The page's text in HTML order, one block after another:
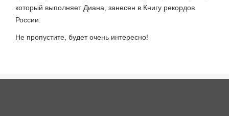
который выполняет Диана, занесен в Книгу рекордов
России.
Не пропустите, будет очень интересно!